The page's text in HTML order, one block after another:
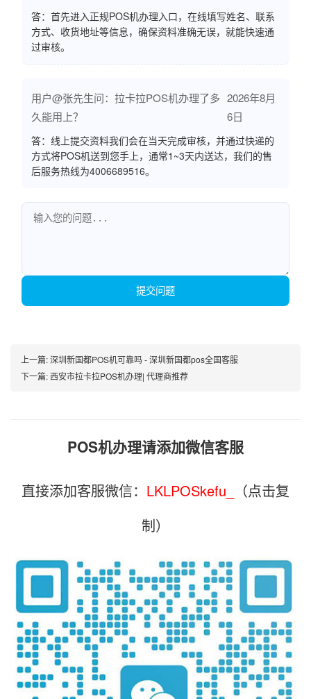
答：首先进入正规POS机办理入口，在线填写姓名、联系
方式、收货地址等信息，确保资料准确无误，就能快速通
过审核。
用户@张先生问：拉卡拉POS机办理了多
久能用上？
2026年8月
6日
答：线上提交资料我们会在当天完成审核，并通过快递的
方式将POS机送到您手上，通常1~3天内送达，我们的售
后服务热线为4006689516。
提交问题
上一篇:深圳新国都POS机可靠吗 - 深圳新国都pos全国客服
下一篇:西安市拉卡拉POS机办理| 代理商推荐
POS机办理请添加微信客服
直接添加客服微信： LKLPOSkefu_
（点击复
制）